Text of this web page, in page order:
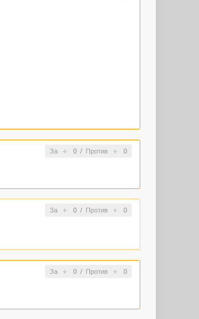
За 0/ Против 0
За 0/ Против 0
За 0/ Против 0